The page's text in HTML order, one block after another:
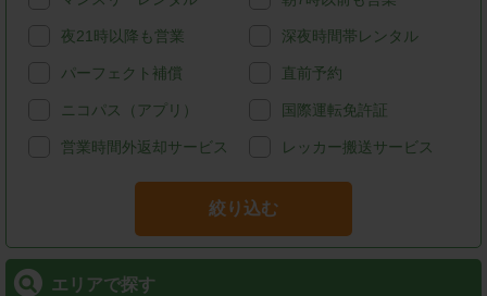
夜21時以降も営業 深夜時間帯レンタル
パーフェクト補償 直前予約
ニコパス（アプリ） 国際運転免許証
営業時間外返却サービス レッカー搬送サービス
絞り込む
エリアで探す